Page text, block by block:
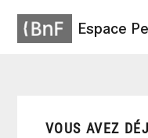
Espace
VOUS AVEZ